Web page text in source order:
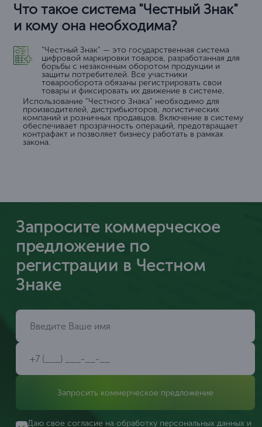
Что такое система "Честный Знак"
и кому она необходима?
"Честный Знак" — это государственная система
цифровой маркировки товаров, разработанная для
борьбы с незаконным оборотом продукции и
защиты потребителей. Все участники
товарооборота обязаны регистрировать свои
товары и фиксировать их движение в системе.
Использование "Честного Знака" необходимо для
производителей, дистрибьюторов, логистических
компаний и розничных продавцов. Включение в систему
обеспечивает прозрачность операций, предотвращает
контрафакт и позволяет бизнесу работать в рамках
закона.
Запросите коммерческое
предложение по
регистрации в Честном
Знаке
Запросить коммерческое предложение
Даю свое согласие на обработку персональных данных и